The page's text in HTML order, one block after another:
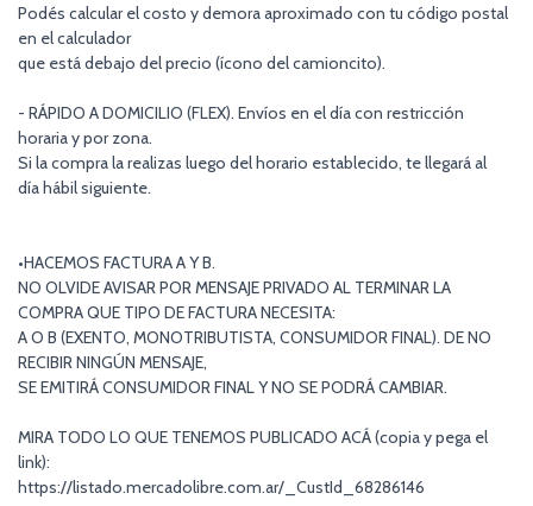
Podés calcular el costo y demora aproximado con tu código postal
en el calculador
que está debajo del precio (ícono del camioncito).
- RÁPIDO A DOMICILIO (FLEX). Envíos en el día con restricción
horaria y por zona.
Si la compra la realizas luego del horario establecido, te llegará al
día hábil siguiente.
•HACEMOS FACTURA A Y B.
NO OLVIDE AVISAR POR MENSAJE PRIVADO AL TERMINAR LA
COMPRA QUE TIPO DE FACTURA NECESITA:
A O B (EXENTO, MONOTRIBUTISTA, CONSUMIDOR FINAL). DE NO
RECIBIR NINGÚN MENSAJE,
SE EMITIRÁ CONSUMIDOR FINAL Y NO SE PODRÁ CAMBIAR.
MIRA TODO LO QUE TENEMOS PUBLICADO ACÁ (copia y pega el
link):
https://listado.mercadolibre.com.ar/_CustId_68286146